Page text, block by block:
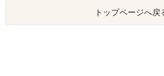
トップページへ戻